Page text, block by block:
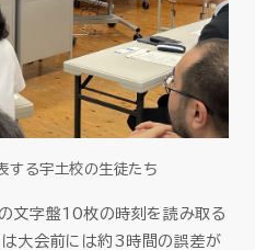
する宇土校の生徒たち
文字盤10枚の時刻を読み取る
は大会前には約3時間の誤差が